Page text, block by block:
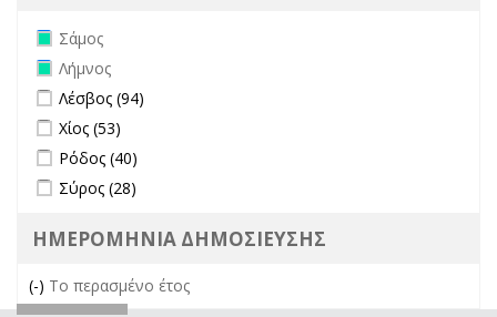
Remove Σάμος filter
Σάμος
Remove Λήμνος filter
Λήμνος
Apply Λέσβος filter
Λέσβος (94)
Apply Χίος filter
Χίος (53)
Apply Ρόδος filter
Ρόδος (40)
Apply Σύρος filter
Σύρος (28)
ΗΜΕΡΟΜΗΝΙΑ ΔΗΜΟΣΙΕΥΣΗΣ
(-) Remove Το περασμένο έτος filter
Το περασμένο έτος